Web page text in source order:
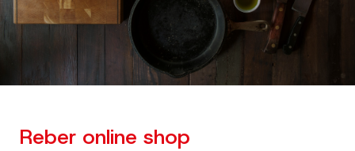
Reber online shop